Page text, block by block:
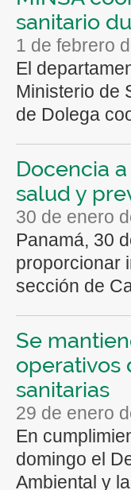
sanitario
1 de febrero
El
Ministerio de
de Dolega
Docencia
salud y
30 de enero
Panamá, 30
proporcionar
sección de
Se
operativos
sanitarias
29 de enero
En
domingo el
Ambiental y